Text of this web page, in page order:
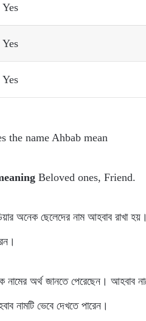
Yes
Yes
Yes
the name Ahbab mean
Beloved ones, Friend.
অনেক ছেলেদের নাম আহবাব রাখা
অর্থ জানতে পেরেছেন। আহবাব
নামটি ভেবে দেখতে পারেন।